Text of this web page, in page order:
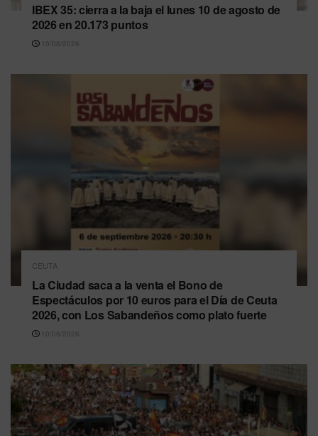
IBEX 35: cierra a la baja el lunes 10 de agosto de
2026 en 20.173 puntos
10/08/2026
CEUTA
La Ciudad saca a la venta el Bono de
Espectáculos por 10 euros para el Día de Ceuta
2026, con Los Sabandeños como plato fuerte
10/08/2026